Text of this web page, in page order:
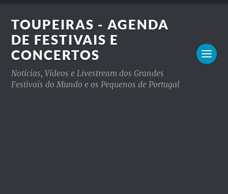
TOUPEIRAS - AGENDA
DE FESTIVAIS E
CONCERTOS
Notícias, Vídeos e Livestream dos Grandes
Festivais do Mundo e os Pequenos de Portugal